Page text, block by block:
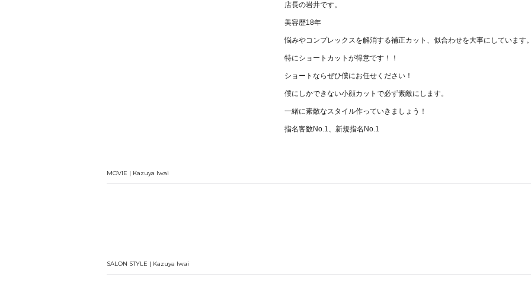
店長の岩井です。
美容歴18年
悩みやコンプレックスを解消する補正カット、似合わせを大事にしています
特にショートカットが得意です！！
ショートならぜひ僕にお任せください！
僕にしかできない小顔カットで必ず素敵にします。
一緒に素敵なスタイル作っていきましょう！
指名客数No.1、新規指名No.1
MOVIE | Kazuya Iwai
SALON STYLE | Kazuya Iwai